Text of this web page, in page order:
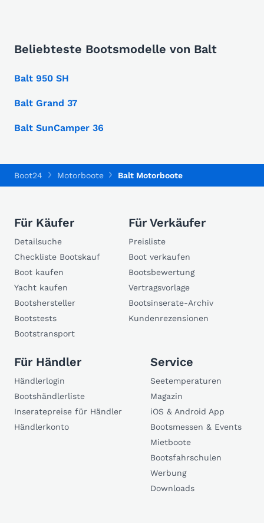
Beliebteste Bootsmodelle von Balt
Balt 950 SH
Balt Grand 37
Balt SunCamper 36
Boot24 Motorboote Balt Motorboote
Für Käufer
Detailsuche
Checkliste Bootskauf
Boot kaufen
Yacht kaufen
Bootshersteller
Bootstests
Bootstransport
Für Verkäufer
Preisliste
Boot verkaufen
Bootsbewertung
Vertragsvorlage
Bootsinserate-Archiv
Kundenrezensionen
Für Händler
Händlerlogin
Bootshändlerliste
Inseratepreise für Händler
Händlerkonto
Service
Seetemperaturen
Magazin
iOS & Android App
Bootsmessen & Events
Mietboote
Bootsfahrschulen
Werbung
Downloads